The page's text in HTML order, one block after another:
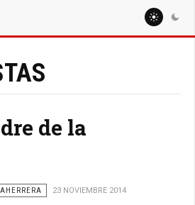
MIGUEL ARTURO SEMINARIO OJEDA
de la
23 NOVIEMBRE 2014